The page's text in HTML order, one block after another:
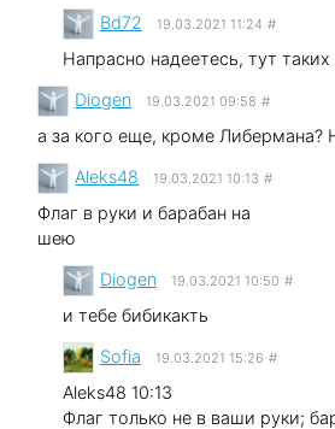
Bd72 19.03.2021 11:24 #
Напрасно надеетесь, тут
Diogen 19.03.2021 09:58 #
а за кого еще, кроме Либермана?
Aleks48 19.03.2021 10:13 #
Флаг в руки и барабан на
шею
Diogen 19.03.2021 10:50 #
и тебе бибикакть
Sofia 19.03.2021 15:26 #
Aleks48 10:13
Флаг только не в ваши руки;